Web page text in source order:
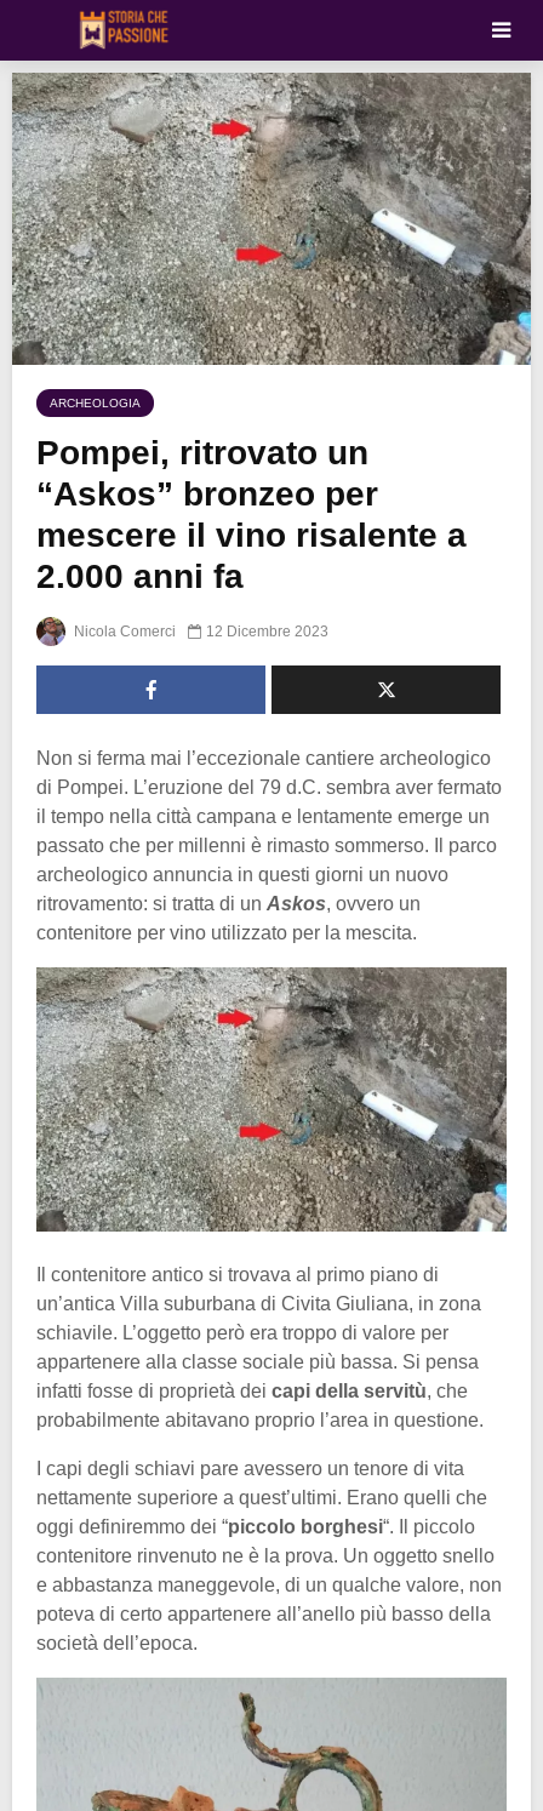
ARCHEOLOGIA
Pompei, ritrovato un
“Askos” bronzeo per
mescere il vino risalente a
2.000 anni fa
Nicola Comerci 12 Dicembre 2023
Non si ferma mai l’eccezionale cantiere archeologico
di Pompei. L’eruzione del 79 d.C. sembra aver fermato
il tempo nella città campana e lentamente emerge un
passato che per millenni è rimasto sommerso. Il parco
archeologico annuncia in questi giorni un nuovo
ritrovamento: si tratta di un Askos, ovvero un
contenitore per vino utilizzato per la mescita.
Il contenitore antico si trovava al primo piano di
un’antica Villa suburbana di Civita Giuliana, in zona
schiavile. L’oggetto però era troppo di valore per
appartenere alla classe sociale più bassa. Si pensa
infatti fosse di proprietà dei capi della servitù, che
probabilmente abitavano proprio l’area in questione.
I capi degli schiavi pare avessero un tenore di vita
nettamente superiore a quest’ultimi. Erano quelli che
oggi definiremmo dei “piccolo borghesi“. Il piccolo
contenitore rinvenuto ne è la prova. Un oggetto snello
e abbastanza maneggevole, di un qualche valore, non
poteva di certo appartenere all’anello più basso della
società dell’epoca.